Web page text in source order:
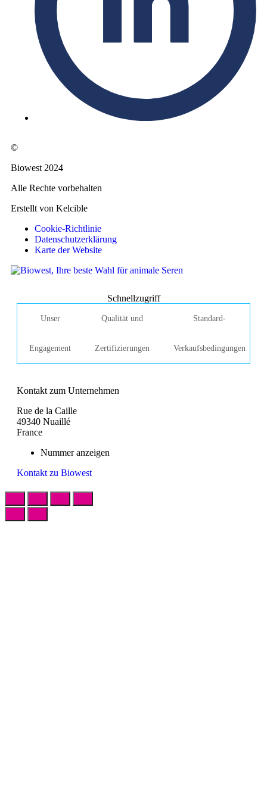
©
Biowest 2024
Alle Rechte vorbehalten
Erstellt von Kelcible
Cookie-Richtlinie
Datenschutzerklärung
Karte der Website
Schnellzugriff
Unser
Engagement
Qualität und
Zertifizierungen
Standard-
Verkaufsbedingungen
Kontakt zum Unternehmen
Rue de la Caille
49340 Nuaillé
France
Nummer anzeigen
Kontakt zu Biowest